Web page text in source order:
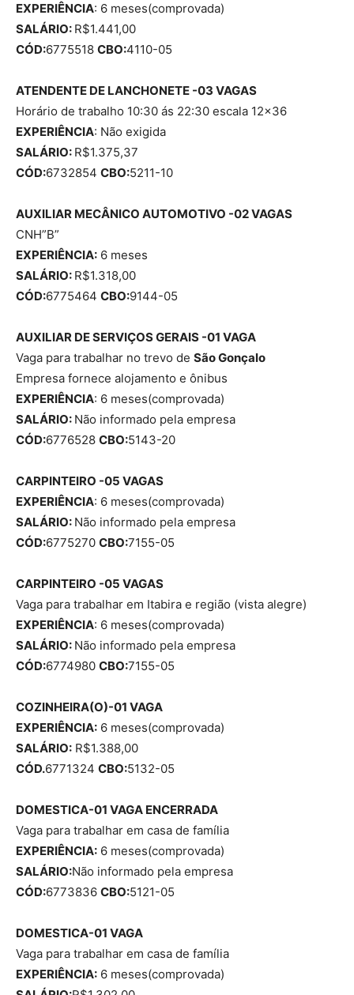
EXPERIÊNCIA: 6 meses(comprovada)
SALÁRIO: R$1.441,00
CÓD:6775518 CBO:4110-05
ATENDENTE DE LANCHONETE -03 VAGAS
Horário de trabalho 10:30 ás 22:30 escala 12×36
EXPERIÊNCIA: Não exigida
SALÁRIO: R$1.375,37
CÓD:6732854 CBO:5211-10
AUXILIAR MECÂNICO AUTOMOTIVO -02 VAGAS
CNH”B”
EXPERIÊNCIA: 6 meses
SALÁRIO: R$1.318,00
CÓD:6775464 CBO:9144-05
AUXILIAR DE SERVIÇOS GERAIS -01 VAGA
Vaga para trabalhar no trevo de São Gonçalo
Empresa fornece alojamento e ônibus
EXPERIÊNCIA: 6 meses(comprovada)
SALÁRIO: Não informado pela empresa
CÓD:6776528 CBO:5143-20
CARPINTEIRO -05 VAGAS
EXPERIÊNCIA: 6 meses(comprovada)
SALÁRIO: Não informado pela empresa
CÓD:6775270 CBO:7155-05
CARPINTEIRO -05 VAGAS
Vaga para trabalhar em Itabira e região (vista alegre)
EXPERIÊNCIA: 6 meses(comprovada)
SALÁRIO: Não informado pela empresa
CÓD:6774980 CBO:7155-05
COZINHEIRA(O)-01 VAGA
EXPERIÊNCIA: 6 meses(comprovada)
SALÁRIO: R$1.388,00
CÓD.6771324 CBO:5132-05
DOMESTICA-01 VAGA ENCERRADA
Vaga para trabalhar em casa de família
EXPERIÊNCIA: 6 meses(comprovada)
SALÁRIO:Não informado pela empresa
CÓD:6773836 CBO:5121-05
DOMESTICA-01 VAGA
Vaga para trabalhar em casa de família
EXPERIÊNCIA: 6 meses(comprovada)